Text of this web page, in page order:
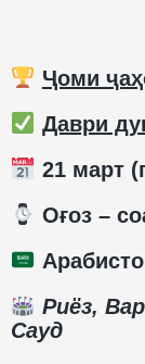
Ҷоми
Даври
21 март
Оғоз –
Риёз,
Сауд